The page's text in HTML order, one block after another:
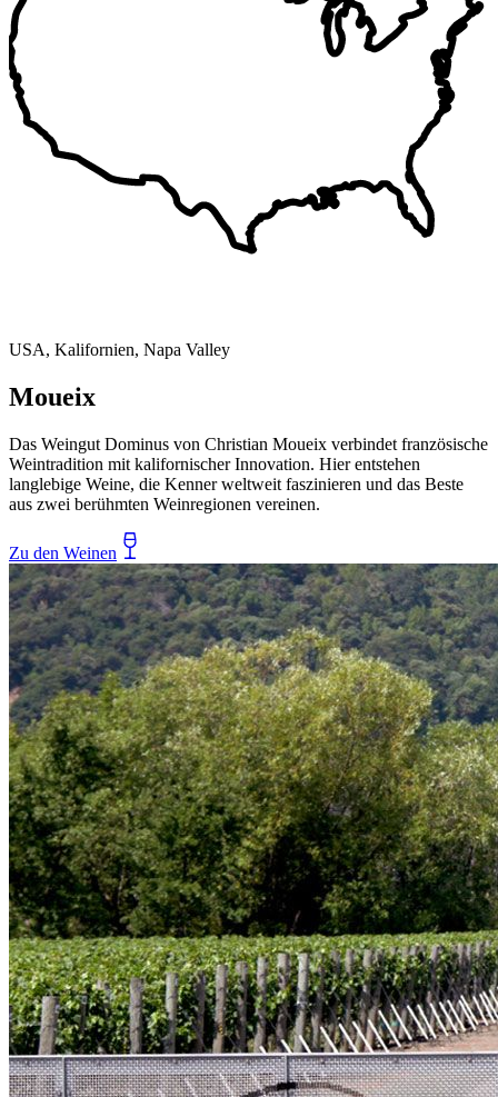
USA, Kalifornien, Napa Valley
Moueix
Das Weingut Dominus von Christian Moueix verbindet französische
Weintradition mit kalifornischer Innovation. Hier entstehen
langlebige Weine, die Kenner weltweit faszinieren und das Beste
aus zwei berühmten Weinregionen vereinen.
Zu den Weinen